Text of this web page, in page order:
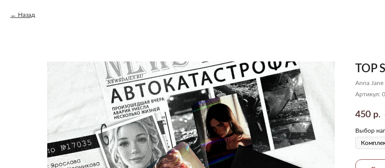
Назад
TOP
Anna Jane
Артикул:
450 р.
Выбор